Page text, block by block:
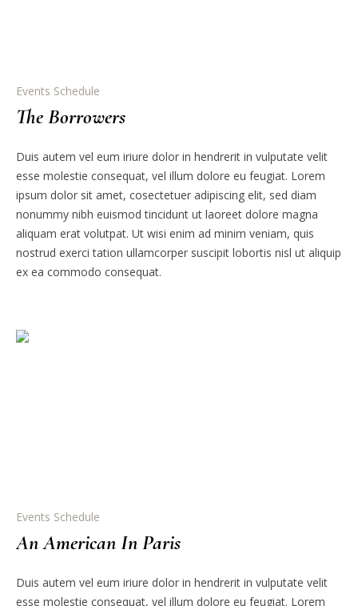
Events Schedule
The Borrowers
Duis autem vel eum iriure dolor in hendrerit in vulputate velit
esse molestie consequat, vel illum dolore eu feugiat. Lorem
ipsum dolor sit amet, cosectetuer adipiscing elit, sed diam
nonummy nibh euismod tincidunt ut laoreet dolore magna
aliquam erat volutpat. Ut wisi enim ad minim veniam, quis
nostrud exerci tation ullamcorper suscipit lobortis nisl ut aliquip
ex ea commodo consequat.
Events Schedule
An American In Paris
Duis autem vel eum iriure dolor in hendrerit in vulputate velit
esse molestie consequat, vel illum dolore eu feugiat. Lorem